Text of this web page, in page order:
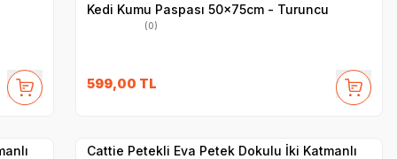
Kedi Kumu Paspası 50x75cm - Turuncu
(0)
599,00 TL
Cattie Petekli Eva Petek Dokulu İki Katmanlı